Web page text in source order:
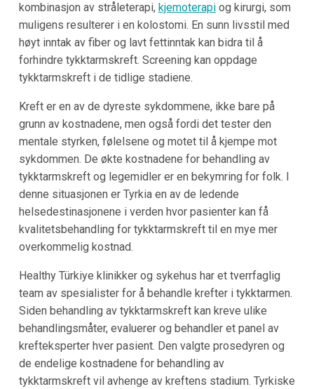
kombinasjon av stråleterapi, kjemoterapiog kirurgi, som
muligens resulterer i en kolostomi. En sunn livsstil med
høyt inntak av fiber og lavt fettinntak kan bidra til å
forhindre tykktarmskreft. Screening kan oppdage
tykktarmskreft i de tidlige stadiene.
Kreft er en av de dyreste sykdommene, ikke bare på
grunn av kostnadene, men også fordi det tester den
mentale styrken, følelsene og motet til å kjempe mot
sykdommen. De økte kostnadene for behandling av
tykktarmskreft og legemidler er en bekymring for folk. I
denne situasjonen er Tyrkia en av de ledende
helsedestinasjonene i verden hvor pasienter kan få
kvalitetsbehandling for tykktarmskreft til en mye mer
overkommelig kostnad.
Healthy Türkiye klinikker og sykehus har et tverrfaglig
team av spesialister for å behandle krefter i tykktarmen.
Siden behandling av tykktarmskreft kan kreve ulike
behandlingsmåter, evaluerer og behandler et panel av
krefteksperter hver pasient. Den valgte prosedyren og
de endelige kostnadene for behandling av
tykktarmskreft vil avhenge av kreftens stadium. Tyrkiske